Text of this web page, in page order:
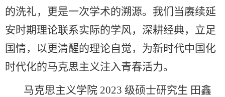
的洗礼，更是一次学术的溯源。我们当赓续延
安时期理论联系实际的学风，深耕经典，立足
国情，以更清醒的理论自觉，为新时代中国化
时代化的马克思主义注入青春活力。
马克思主义学院 2023 级硕士研究生 田鑫